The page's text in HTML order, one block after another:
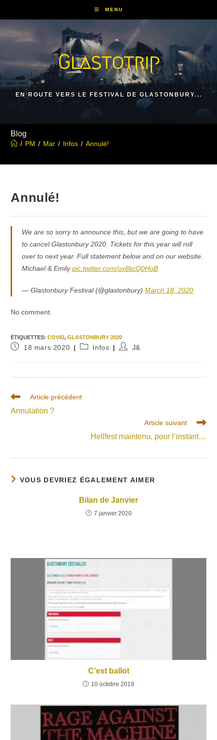
content
MENU
Glastotrip
EN ROUTE VERS LE FESTIVAL DE GLASTONBURY...
Blog
/ PM / Mar / Infos / Annulé!
Annulé!
We are so sorry to announce this, but we are going to have
to cancel Glastonbury 2020. Tickets for this year will roll
over to next year. Full statement below and on our website.
Michael & Emilypic.twitter.com/ox8kcQ0HoB
— Glastonbury Festival (@glastonbury)March 18, 2020
No comment.
ÉTIQUETTES:COVID, GLASTONBURY 2020
Publication
18 mars 2020
PostInfos
Auteur/autrice
J&
Read
articles
Article précédent
Annulation ?
Article suivant
Hellfest maintenu, pour l’instant…
VOUS DEVRIEZ ÉGALEMENT AIMER
Bilan de Janvier
7 janvier 2020
C’est ballot
10 octobre 2019